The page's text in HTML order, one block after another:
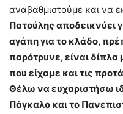
αναβαθμιστούμε και να
Πατούλης αποδεικνύει
αγάπη για το κλάδο,
παρότρυνε, είναι δίπλα
που είχαμε και τις
Θέλω να ευχαριστήσω
Πάγκαλο και το